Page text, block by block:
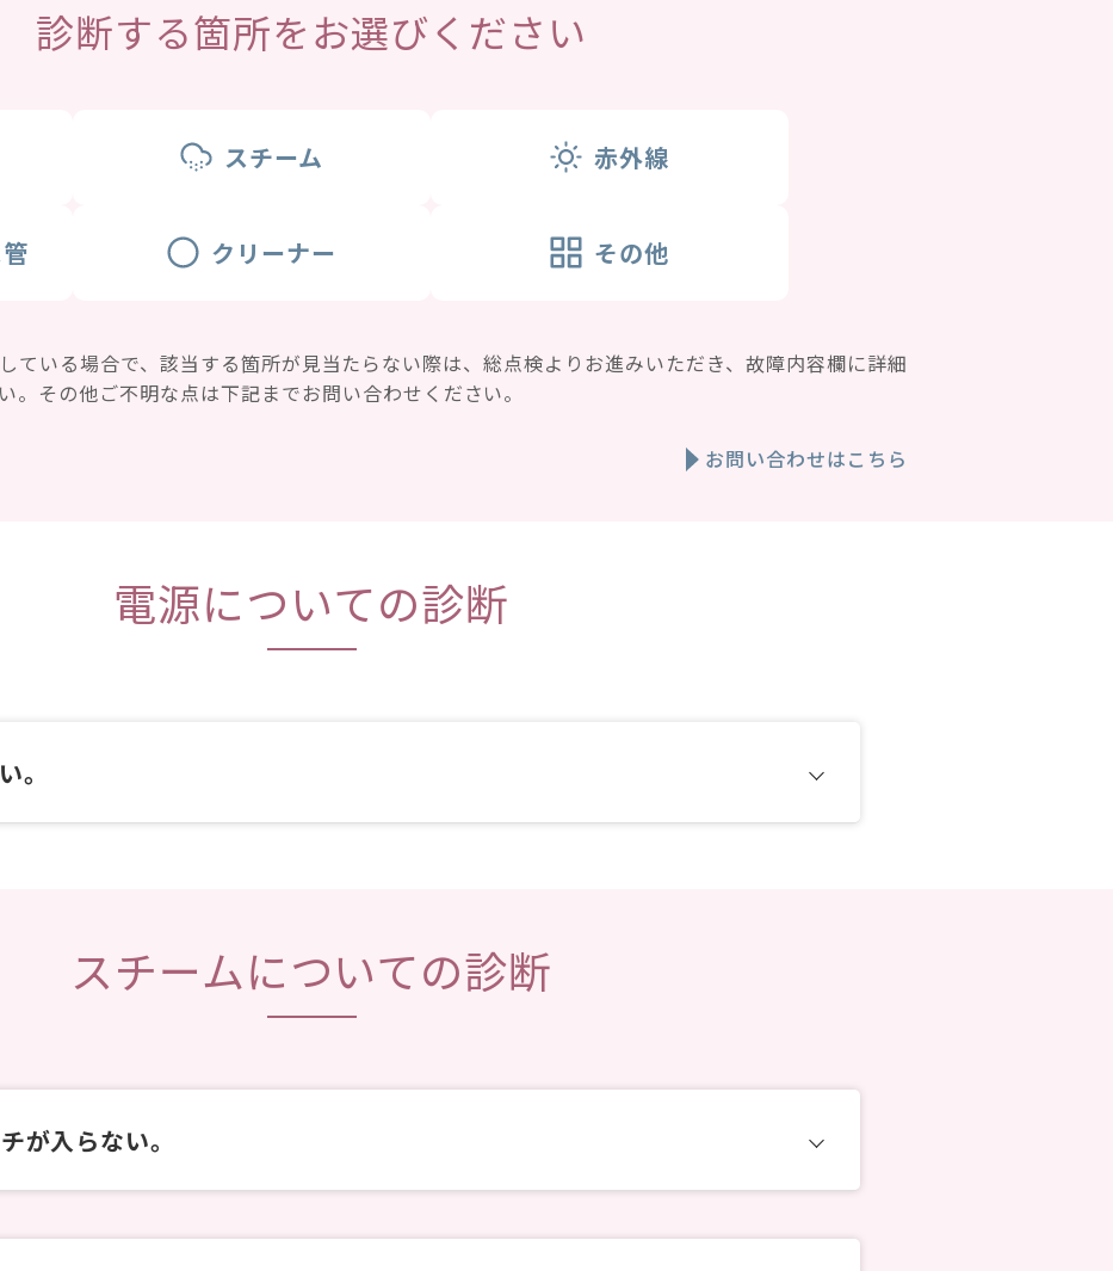
診断する箇所をお選びください
スチーム 赤外線
クリーナー その他
ている場合で、該当する箇所が見当たらない際は、総点検よりお進みいただき、故障内容欄に詳細
。その他ご不明な点は下記までお問い合わせください。
お問い合わせはこちら
電源についての診断
。
スチームについての診断
が入らない。